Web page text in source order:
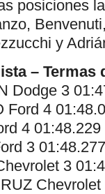
posiciones
y
– Termas
Dodge 3
Ford 4
4 01:48.229
3
3